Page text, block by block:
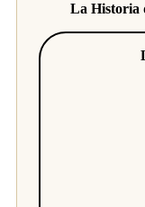
La Historia